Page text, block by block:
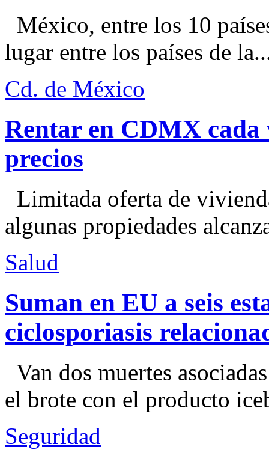
México, entre los 10
lugar entre los países de
Cd. de México
Rentar en CDMX cada
precios
Limitada oferta de
algunas propiedades
Salud
Suman en EU a seis
ciclosporiasis
Van dos muertes
el brote con el producto
Seguridad